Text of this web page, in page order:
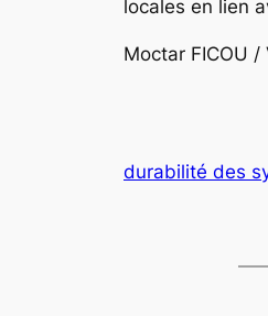
locales en lien
Moctar FICOU /
durabilité des